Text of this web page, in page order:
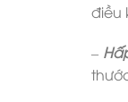
điều
–